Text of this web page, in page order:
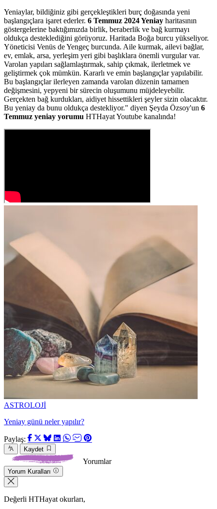
Yeniaylar, bildiğiniz gibi gerçekleştikleri burç doğasında yeni
başlangıçlara işaret ederler. 6 Temmuz 2024 Yeniay haritasının
göstergelerine baktığımızda birlik, beraberlik ve bağ kurmayı
oldukça desteklediğini görüyoruz. Haritada Boğa burcu yükseliyor.
Yöneticisi Venüs de Yengeç burcunda. Aile kurmak, ailevi bağlar,
ev, emlak, arsa, yerleşim yeri gibi başlıklara önemli vurgular var.
Varolan yapıları sağlamlaştırmak, sahip çıkmak, ilerletmek ve
geliştirmek çok mümkün. Kararlı ve emin başlangıçlar yapılabilir.
Bu başlangıçlar ilerleyen zamanda varolan düzenin tamamen
değişmesini, yepyeni bir sürecin oluşumunu müjdeleyebilir.
Gerçekten bağ kurdukları, aidiyet hissettikleri şeyler sizin olacaktır.
Bu yeniay da bunu oldukça destekliyor." diyen Şeyda Özsoy'un 6
Temmuz yeniay yorumu HTHayat Youtube kanalında!
ASTROLOJİ
Yeniay günü neler yapılır?
Paylaş:
Kaydet
Yorumlar
Yorum Kuralları
Değerli HTHayat okurları,